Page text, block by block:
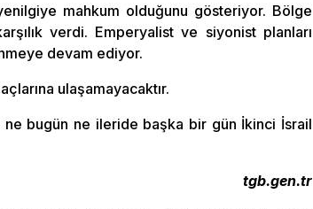
mahkum olduğunu gösteriyor. Bölge
verdi. Emperyalist ve siyonist planları
devam ediyor.
ulaşamayacaktır.
bugün ne ileride başka bir gün İkinci İsrail
tgb.gen.tr